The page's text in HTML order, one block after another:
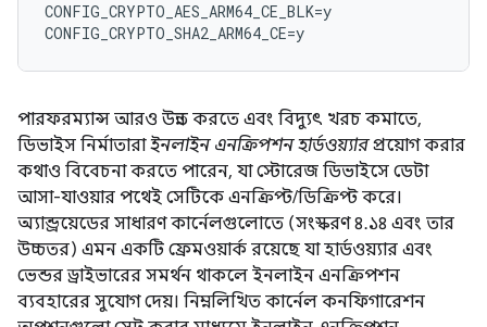
CONFIG_CRYPTO_AES_ARM64_CE_BLK=y
পারফরম্যান্স আরও উন্নত করতে এবং বিদ্যুৎ খরচ কমাতে,
ডিভাইস নির্মাতারাইনলাইন এনক্রিপশন হার্ডওয়্যারপ্রয়োগ করার
কথাও বিবেচনা করতে পারেন, যা স্টোরেজ ডিভাইসে ডেটা
আসা-যাওয়ার পথেই সেটিকে এনক্রিপ্ট/ডিক্রিপ্ট করে।
অ্যান্ড্রয়েডের সাধারণ কার্নেলগুলোতে (সংস্করণ ৪.১৪ এবং তার
উচ্চতর) এমন একটি ফ্রেমওয়ার্ক রয়েছে যা হার্ডওয়্যার এবং
ভেন্ডর ড্রাইভারের সমর্থন থাকলে ইনলাইন এনক্রিপশন
ব্যবহারের সুযোগ দেয়। নিম্নলিখিত কার্নেল কনফিগারেশন